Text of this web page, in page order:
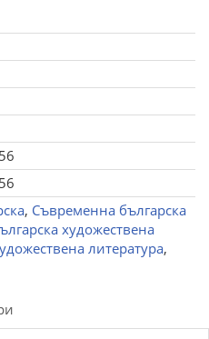
, Съвременна българска
художествена
литература,